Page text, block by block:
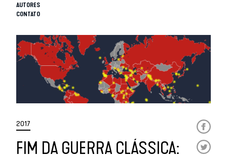
AUTORES
CONTATO
2017
FIM DA GUERRA CLÁSSICA: